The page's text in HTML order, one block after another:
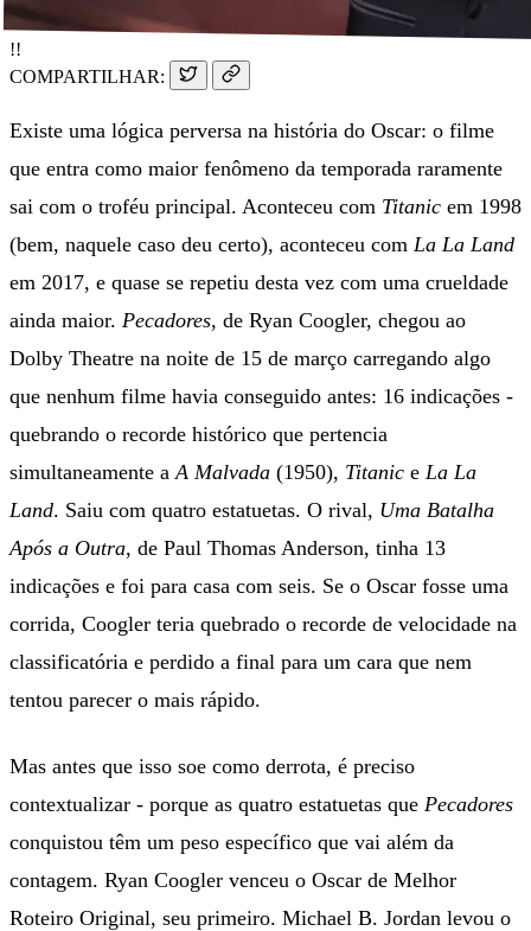
!!
COMPARTILHAR:
Existe uma lógica perversa na história do Oscar: o filme
que entra como maior fenômeno da temporada raramente
sai com o troféu principal. Aconteceu com Titanic em 1998
(bem, naquele caso deu certo), aconteceu com La La Land
em 2017, e quase se repetiu desta vez com uma crueldade
ainda maior. Pecadores, de Ryan Coogler, chegou ao
Dolby Theatre na noite de 15 de março carregando algo
que nenhum filme havia conseguido antes: 16 indicações -
quebrando o recorde histórico que pertencia
simultaneamente a A Malvada (1950), Titanic e La La
Land. Saiu com quatro estatuetas. O rival, Uma Batalha
Após a Outra, de Paul Thomas Anderson, tinha 13
indicações e foi para casa com seis. Se o Oscar fosse uma
corrida, Coogler teria quebrado o recorde de velocidade na
classificatória e perdido a final para um cara que nem
tentou parecer o mais rápido.
Mas antes que isso soe como derrota, é preciso
contextualizar - porque as quatro estatuetas que Pecadores
conquistou têm um peso específico que vai além da
contagem. Ryan Coogler venceu o Oscar de Melhor
Roteiro Original, seu primeiro. Michael B. Jordan levou o